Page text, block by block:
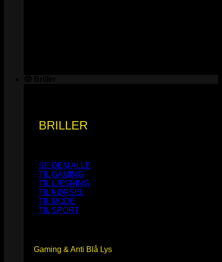
BRILLER
SE DEM ALLE
TIL GAMING
TIL LÆSNING
TIL KØRSEL
TIL MODE
TIL SPORT
Gaming & Anti Blå Lys